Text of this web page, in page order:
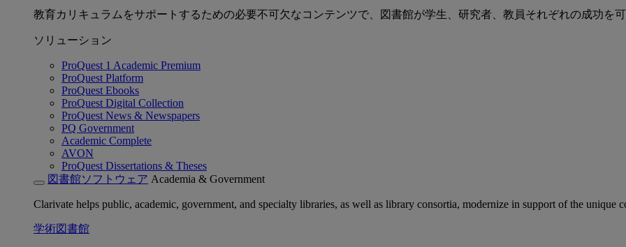
教育カリキュラムをサポートするための必要不可欠なコンテンツで、図書館が学生、研究者、教員それぞれの成功を
ソリューション
ProQuest 1 Academic Premium
ProQuest Platform
ProQuest Ebooks
ProQuest Digital Collection
ProQuest News & Newspapers
PQ Government
Academic Complete
AVON
ProQuest Dissertations & Theses
図書館ソフトウェア Academia & Government
Clarivate helps public, academic, government, and specialty libraries, as well as library consortia, modernize in support of the unique
学術図書館